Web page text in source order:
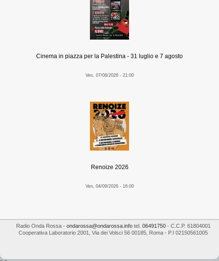
Cinema in piazza per la Palestina - 31 luglio e 7 agosto
Ven, 07/08/2026 - 21:00
Renoize 2026
Ven, 04/09/2026 - 16:00
Radio Onda Rossa- ondarossa@ondarossa.infotel. 06491750- C.C.P. 61804001
Cooperativa Laboratorio 2001
Via dei Volsci 56 00185 Roma - P.I 02150561005